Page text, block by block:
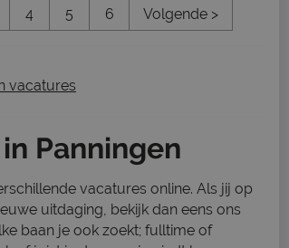
4 5 6 Volgende >
vacatures
Panningen
vacatures online. Als jij op
uitdaging, bekijk dan eens ons
baan je ook zoekt; fulltime of